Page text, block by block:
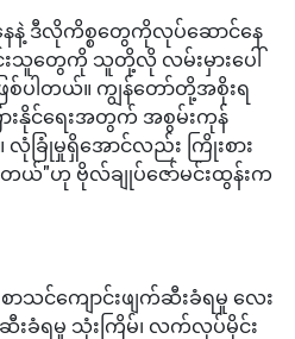
နဲ့ ဒီလိုကိစ္စတွေကိုလုပ်ဆောင်နေ
င်းသူတွေကို သူတို့လို လမ်းမှားပေါ်
စ်ပါတယ်။ ကျွန်တော်တို့အစိုးရ
းနိုင်ရေးအတွက် အစွမ်းကုန်
လုံခြုံမှုရှိအောင်လည်း ကြိုးစား
ါတယ်"ဟု ဗိုလ်ချုပ်ဇော်မင်းထွန်းက
သင်ကျောင်းဖျက်ဆီးခံရမှု လေး
က်ဆီးခံရမှု သုံးကြိမ်၊ လက်လုပ်မိုင်း